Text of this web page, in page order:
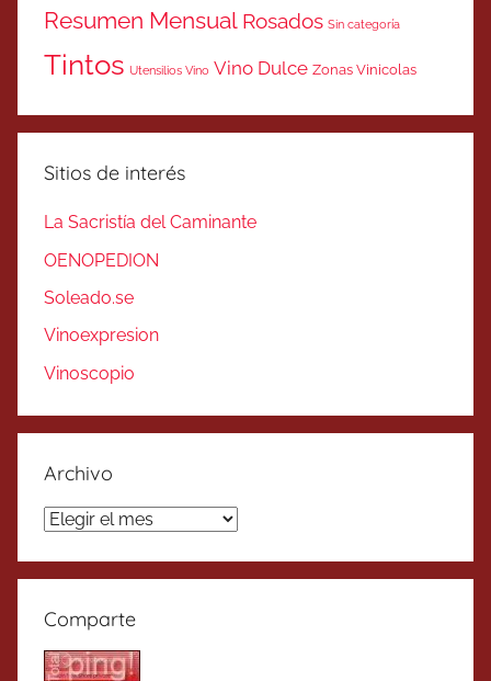
Resumen Mensual Rosados Sin categoría
Tintos Utensilios Vino Vino Dulce Zonas Vinicolas
Sitios de interés
La Sacristía del Caminante
OENOPEDION
Soleado.se
Vinoexpresion
Vinoscopio
Archivo
Archivo
Comparte